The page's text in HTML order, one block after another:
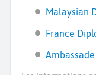
Malaysian
France